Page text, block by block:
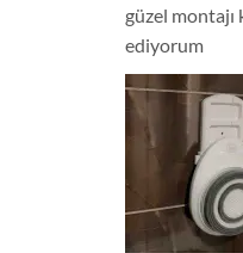
güzel
ediyorum